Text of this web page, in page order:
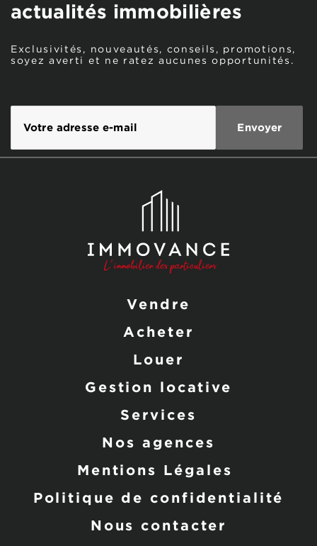
actualités immobilières
Exclusivités, nouveautés, conseils, promotions,
soyez averti et ne ratez aucunes opportunités.
Vendre
Acheter
Louer
Gestion locative
Services
Nos agences
Mentions Légales
Politique de confidentialité
Nous contacter